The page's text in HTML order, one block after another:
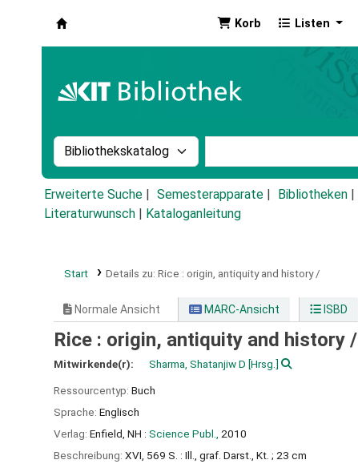
Korb Listen
Suche im Katalog nach:
Erweiterte Suche Semesterapparate Bibliotheken
Literaturwunsch
Kataloganleitung
Start Details zu: Rice : origin, antiquity and history /
Normale Ansicht MARC-Ansicht ISBD
Rice : origin, antiquity and history /
Mitwirkende(r): Sharma, Shatanjiw D [Hrsg.]
Ressourcentyp: Buch
Sprache: Englisch
Verlag: Enfield, NH : Science Publ.,
2010
Beschreibung: XVI, 569 S. : Ill., graf. Darst., Kt. ; 23 cm